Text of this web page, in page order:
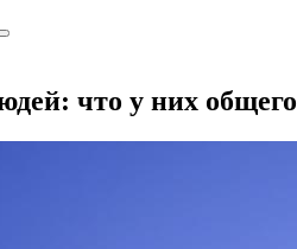
что у них общего